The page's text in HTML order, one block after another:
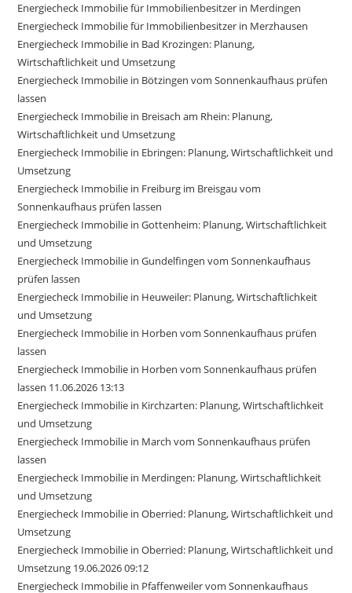
Energiecheck Immobilie für Immobilienbesitzer in Merdingen
Energiecheck Immobilie für Immobilienbesitzer in Merzhausen
Energiecheck Immobilie in Bad Krozingen: Planung,
Wirtschaftlichkeit und Umsetzung
Energiecheck Immobilie in Bötzingen vom Sonnenkaufhaus prüfen
lassen
Energiecheck Immobilie in Breisach am Rhein: Planung,
Wirtschaftlichkeit und Umsetzung
Energiecheck Immobilie in Ebringen: Planung, Wirtschaftlichkeit und
Umsetzung
Energiecheck Immobilie in Freiburg im Breisgau vom
Sonnenkaufhaus prüfen lassen
Energiecheck Immobilie in Gottenheim: Planung, Wirtschaftlichkeit
und Umsetzung
Energiecheck Immobilie in Gundelfingen vom Sonnenkaufhaus
prüfen lassen
Energiecheck Immobilie in Heuweiler: Planung, Wirtschaftlichkeit
und Umsetzung
Energiecheck Immobilie in Horben vom Sonnenkaufhaus prüfen
lassen
Energiecheck Immobilie in Horben vom Sonnenkaufhaus prüfen
lassen 11.06.2026 13:13
Energiecheck Immobilie in Kirchzarten: Planung, Wirtschaftlichkeit
und Umsetzung
Energiecheck Immobilie in March vom Sonnenkaufhaus prüfen
lassen
Energiecheck Immobilie in Merdingen: Planung, Wirtschaftlichkeit
und Umsetzung
Energiecheck Immobilie in Oberried: Planung, Wirtschaftlichkeit und
Umsetzung
Energiecheck Immobilie in Oberried: Planung, Wirtschaftlichkeit und
Umsetzung 19.06.2026 09:12
Energiecheck Immobilie in Pfaffenweiler vom Sonnenkaufhaus